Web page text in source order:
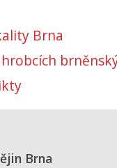
Brna
Brna